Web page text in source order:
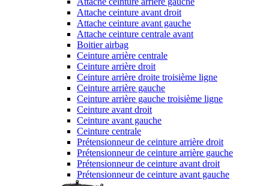
Attache ceinture avant droit
Attache ceinture avant gauche
Attache ceinture centrale avant
Boitier airbag
Ceinture arrière centrale
Ceinture arrière droit
Ceinture arrière droite troisième ligne
Ceinture arrière gauche
Ceinture arrière gauche troisième ligne
Ceinture avant droit
Ceinture avant gauche
Ceinture centrale
Prétensionneur de ceinture arrière droit
Prétensionneur de ceinture arrière gauche
Prétensionneur de ceinture avant droit
Prétensionneur de ceinture avant gauche